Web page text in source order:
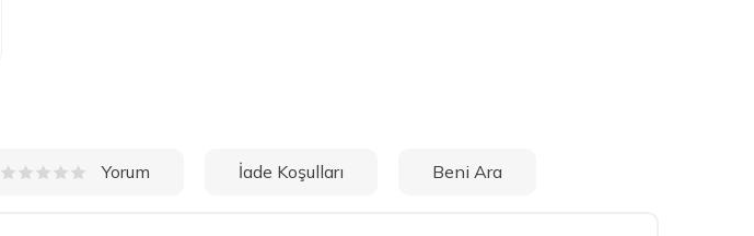
Yorum İade Koşulları Beni Ara